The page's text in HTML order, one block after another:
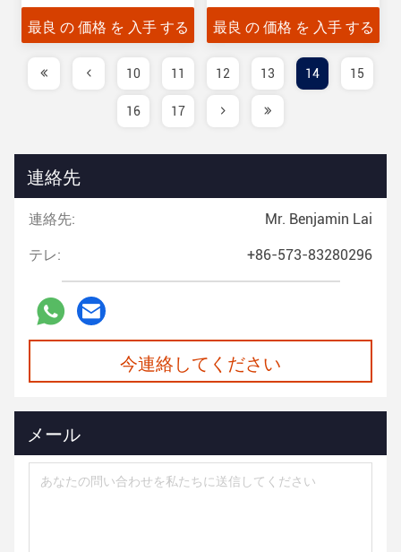
最良 の 価格 を 入手 する 最良 の 価格 を 入手 する
10 11 12 13 14 15
16 17
連絡先
連絡先: Mr. Benjamin Lai
テレ: +86-573-83280296
今連絡してください
メール